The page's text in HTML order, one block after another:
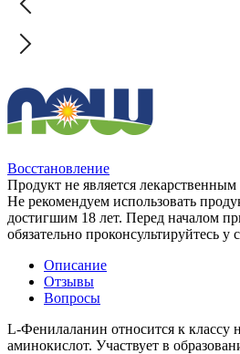
Восстановление
Продукт не является лекарственным
Не рекомендуем использовать
достигшим 18 лет. Перед началом
обязательно проконсультируйтесь у
Описание
Отзывы
Вопросы
L-Фенилаланин относится к классу
аминокислот. Участвует в